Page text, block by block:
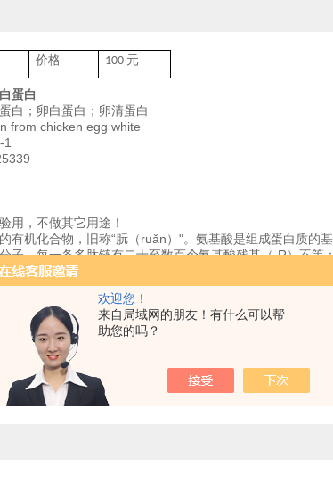
欢迎您！
来自局域网的朋友！有什么可以帮
助您的吗？
价格 100 元
蛋白
白；卵白蛋白；卵清蛋白
from chicken egg white
用，不做其它用途！
有机化合物，旧称“朊（ruǎn）"。氨基酸是组成蛋白质的
子，每一条多肽链有二十至数百个氨基酸残基（-R）不
传密码所编码的20种基本氨基酸，在蛋白质中，某些氨
蛋白质可以一起，往往是通过结合在一起形成稳定的蛋
器是细胞质中糙面型内质网上的核糖体。蛋白质的不同在
界的一些物理和化学因素的影响后，分子的肽链虽不裂
化学性质的变化，这一现象称为蛋白质的变性。